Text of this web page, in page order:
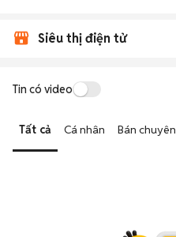
Siêu thị điện tử
Tin có video
Tất cả Cá nhân Bán chuyên